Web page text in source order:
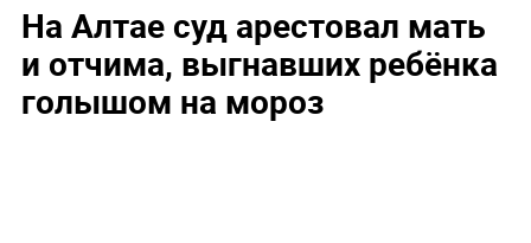
На Алтае суд арестовал мать
и отчима, выгнавших ребёнка
голышом на мороз